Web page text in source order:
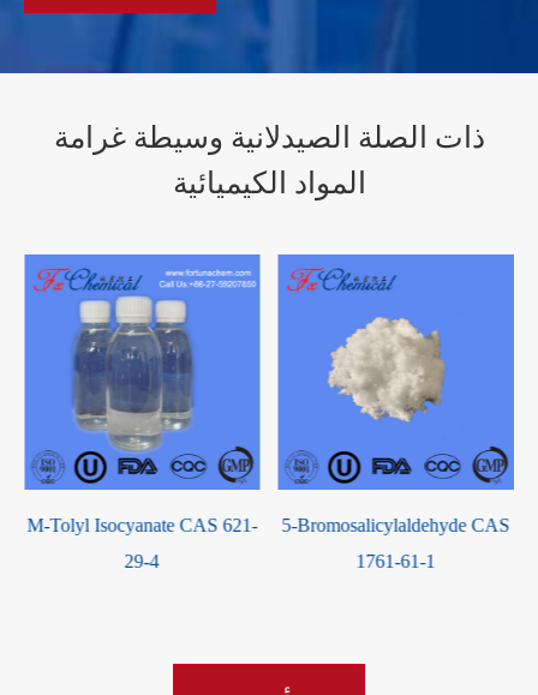
ذات الصلة الصيدلانية وسيطة غرامة
المواد الكيميائية
M-Tolyl Isocyanate CAS 621-
29-4
5-Bromosalicylaldehyde CAS
1761-61-1